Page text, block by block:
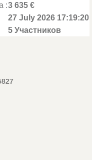
:3 635 €
27 July 2026 17:19:20
5 Участников